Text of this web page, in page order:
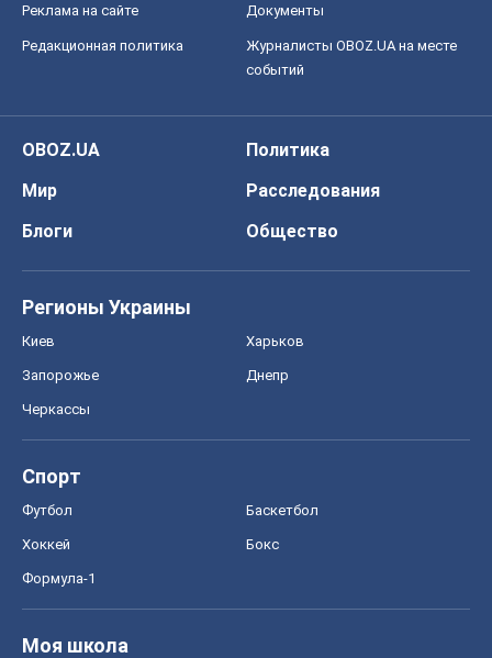
Реклама на сайте Документы
Редакционная политика
Журналисты OBOZ.UA на месте
событий
OBOZ.UA
Политика
Мир
Расследования
Блоги
Общество
Регионы Украины
Киев Харьков
Запорожье Днепр
Черкассы
Спорт
Футбол Баскетбол
Хоккей Бокс
Формула-1
Моя школа